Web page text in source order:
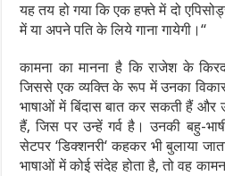
यह तय हो गया कि एक हफ्ते में दो
में या अपने पति के लिये गाना गायेगी।‘‘
कामना का मानना है कि राजेश के
जिससे एक व्यक्ति के रूप में उनका
भाषाओं में बिंदास बात कर सकती हैं और
हैं, जिस पर उन्हें गर्व है। उनकी बहु-
सेटपर ‘डिक्शनरी‘ कहकर भी बुलाया
भाषाओं में कोई संदेह होता है, तो वह